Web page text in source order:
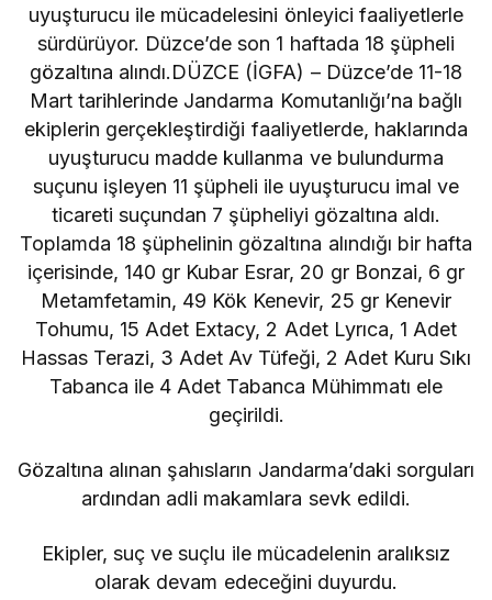
uyuşturucu ile mücadelesini önleyici faaliyetlerle
sürdürüyor. Düzce’de son 1 haftada 18 şüpheli
gözaltına alındı.DÜZCE (İGFA) – Düzce’de 11-18
Mart tarihlerinde Jandarma Komutanlığı’na bağlı
ekiplerin gerçekleştirdiği faaliyetlerde, haklarında
uyuşturucu madde kullanma ve bulundurma
suçunu işleyen 11 şüpheli ile uyuşturucu imal ve
ticareti suçundan 7 şüpheliyi gözaltına aldı.
Toplamda 18 şüphelinin gözaltına alındığı bir hafta
içerisinde, 140 gr Kubar Esrar, 20 gr Bonzai, 6 gr
Metamfetamin, 49 Kök Kenevir, 25 gr Kenevir
Tohumu, 15 Adet Extacy, 2 Adet Lyrıca, 1 Adet
Hassas Terazi, 3 Adet Av Tüfeği, 2 Adet Kuru Sıkı
Tabanca ile 4 Adet Tabanca Mühimmatı ele
geçirildi.
Gözaltına alınan şahısların Jandarma’daki sorguları
ardından adli makamlara sevk edildi.
Ekipler, suç ve suçlu ile mücadelenin aralıksız
olarak devam edeceğini duyurdu.